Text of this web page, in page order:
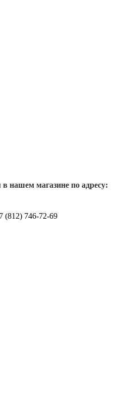
нашем магазине по адресу:
(812) 746-72-69